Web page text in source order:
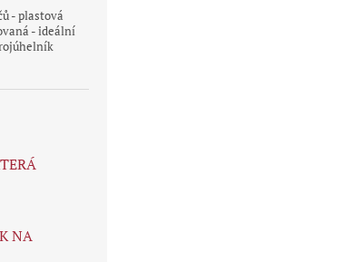
- plastová
- ideální
NA